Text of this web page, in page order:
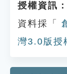
授權資訊：
資料採「
灣3.0版授